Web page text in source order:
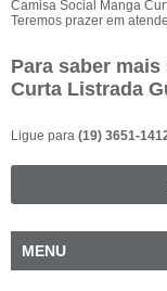
Camisa Social Manga
Teremos prazer em
Para saber
Curta Listrada
Ligue para (19) 3651-
MENU